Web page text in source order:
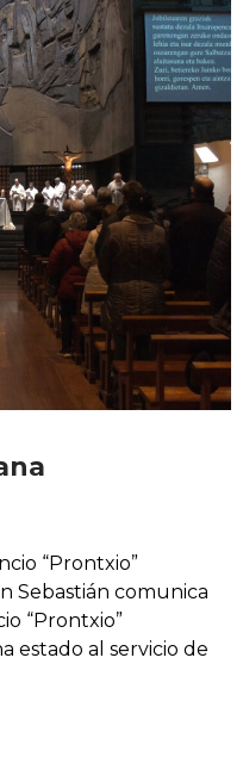
“Prontxio”
Sebastián comunica
“Prontxio”
estado al servicio de